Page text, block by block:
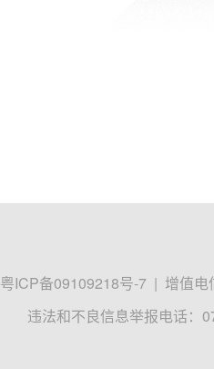
粤ICP备09109218号-7 | 增值电
违法和不良信息举报电话：